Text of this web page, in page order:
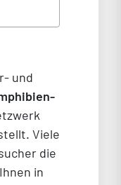
und
Viele
die
in